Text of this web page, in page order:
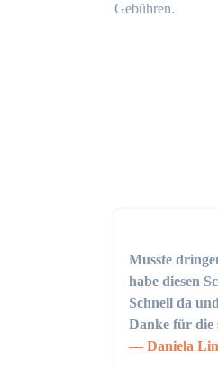
Gebühren.
Musste
habe diesen
Schnell da
Danke für die
Daniela